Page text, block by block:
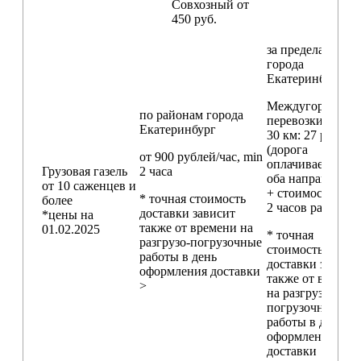
Совхозный от
450 руб.
Грузовая газель
от 10 саженцев и
более
*цены на
01.02.2025
по районам города
Екатеринбург
от 900 рублей/час, min
2 часа
* точная стоимость
доставки зависит
также от времени на
разгрузо-погрузочные
работы в день
оформления доставки
>
за пределами
города
Екатеринбург
Междугородние
перевозки
30 км: 27 руб./км
(дорога
оплачивается в
оба направления
+ стоимость min
2 часов работы)
* точная
стоимость
доставки
также от
на разгрузо-
погрузочные
работы в день
оформления
доставки